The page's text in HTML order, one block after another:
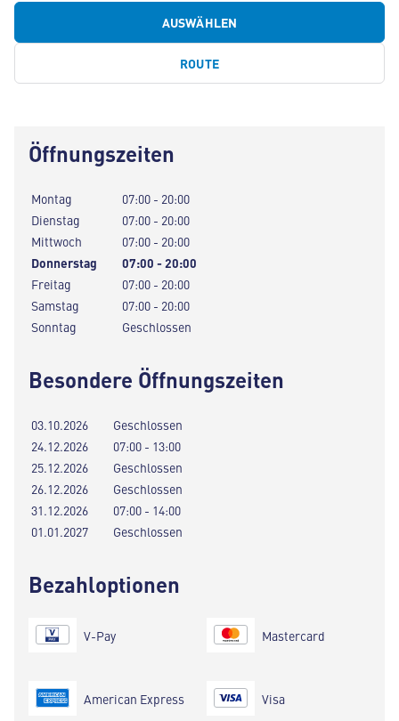
AUSWÄHLEN
ROUTE
Öffnungszeiten
Montag
07:00 - 20:00
Dienstag
07:00 - 20:00
Mittwoch
07:00 - 20:00
Donnerstag
07:00 - 20:00
Freitag
07:00 - 20:00
Samstag
07:00 - 20:00
Sonntag
Geschlossen
Besondere Öffnungszeiten
03.10.2026
Geschlossen
24.12.2026
07:00 - 13:00
25.12.2026
Geschlossen
26.12.2026
Geschlossen
31.12.2026
07:00 - 14:00
01.01.2027
Geschlossen
Bezahloptionen
V-Pay
American Express
Mastercard
Visa